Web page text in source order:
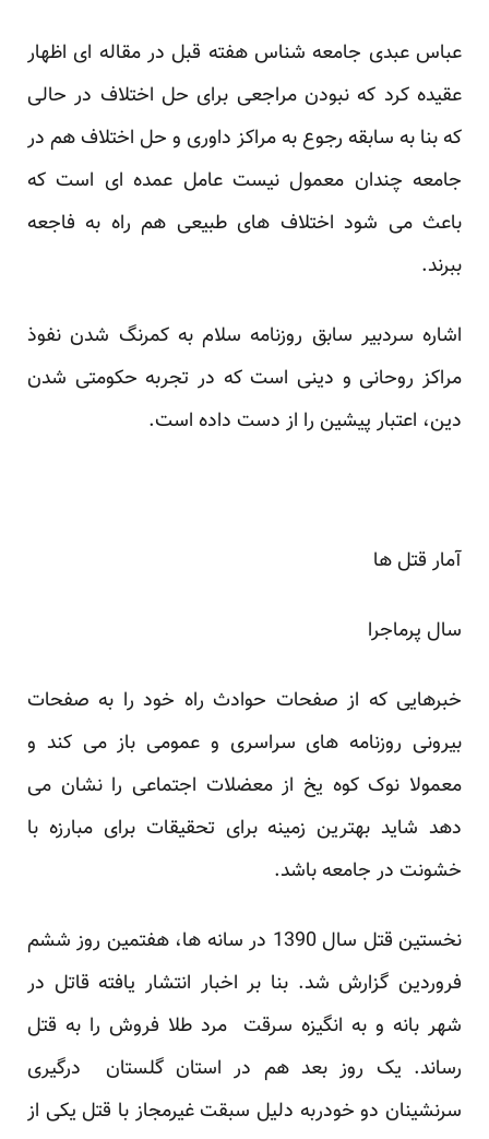
عباس عبدی جامعه شناس هفته قبل در مقاله ای اظهار
عقیده کرد که نبودن مراجعی برای حل اختلاف در حالی
که بنا به سابقه رجوع به مراکز داوری و حل اختلاف هم در
جامعه چندان معمول نیست عامل عمده ای است که
باعث می شود اختلاف های طبیعی هم راه به فاجعه
ببرند.
اشاره سردبیر سابق روزنامه سلام به کمرنگ شدن نفوذ
مراکز روحانی و دینی است که در تجربه حکومتی شدن
دین، اعتبار پیشین را از دست داده است.
آمار قتل ها
سال پرماجرا
خبرهایی که از صفحات حوادث راه خود را به صفحات
بیرونی روزنامه های سراسری و عمومی باز می کند و
معمولا نوک کوه یخ از معضلات اجتماعی را نشان می
دهد شاید بهترین زمینه برای تحقیقات برای مبارزه با
خشونت در جامعه باشد.
نخستین قتل سال 1390 در سانه ها، هفتمین روز ششم
فروردین گزارش شد. بنا بر اخبار انتشار یافته قاتل در
شهر بانه و به انگیزه سرقت مرد طلا فروش را به قتل
رساند. یک روز بعد هم در استان گلستان درگیری
سرنشینان دو خودربه دلیل سبقت غیرمجاز با قتل یکی از